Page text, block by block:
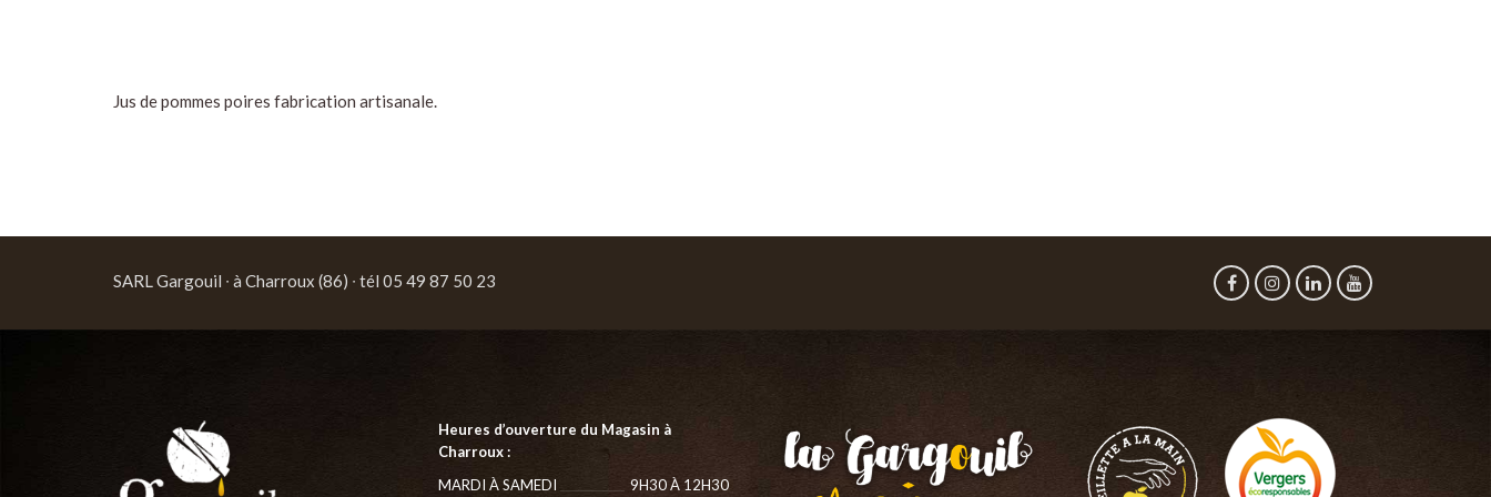
Jus de pommes poires fabrication artisanale.
SARL Gargouil ∙ à Charroux (86) ∙ tél 05 49 87 50 23
Heures d’ouverture du Magasin à
Charroux :
MARDI À SAMEDI
9H30 À 12H30